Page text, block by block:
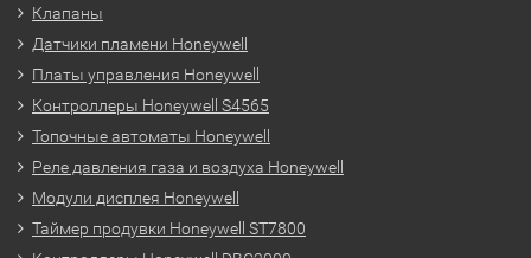
Клапаны
Датчики пламени Honeywell
Платы управления Honeywell
Контроллеры Honeywell S4565
Топочные автоматы Honeywell
Реле давления газа и воздуха Honeywell
Модули дисплея Honeywell
Таймер продувки Honeywell ST7800